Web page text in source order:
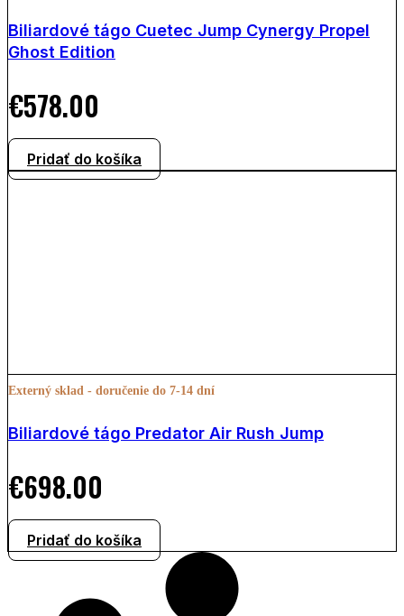
Biliardové tágo Cuetec Jump Cynergy Propel
Ghost Edition
€578.00
Pridať do košíka
Externý sklad - doručenie do 7-14 dní
Biliardové tágo Predator Air Rush Jump
€698.00
Pridať do košíka